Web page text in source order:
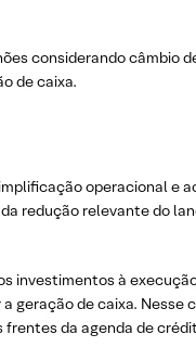
considerando câmbio
de caixa.
operacional e
redução relevante do
investimentos à
geração de caixa. Nesse
da agenda de